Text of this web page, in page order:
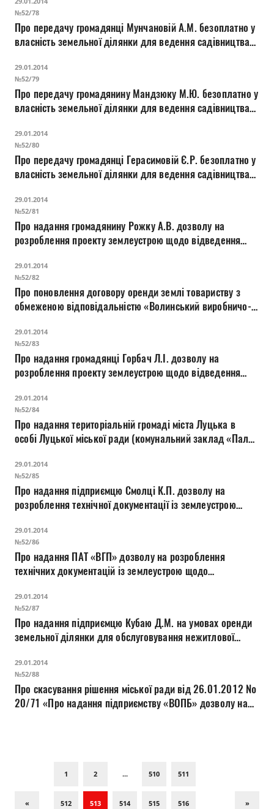
будинку, господарських будівель і споруд на вул.
Хотимській, 35
№52/78
Про передачу громадянці Мунчановій А.М. безоплатно у
власність земельної ділянки для ведення садівництва
№35а
29.01.2014
№52/79
Про передачу громадянину Мандзюку М.Ю. безоплатно у
власність земельної ділянки для ведення садівництва
№361а
29.01.2014
№52/80
Про передачу громадянці Герасимовій Є.Р. безоплатно у
власність земельної ділянки для ведення садівництва
№585
29.01.2014
№52/81
Про надання громадянину Рожку А.В. дозволу на
розроблення проекту землеустрою щодо відведення
жилого будинку, господарських будівель і споруд на
вул. Верещагіна
29.01.2014
№52/82
Про поновлення договору оренди землі товариству з
обмеженою відповідальністю «Волинський виробничо-
на вул. Плитниці, 1
29.01.2014
№52/83
Про надання громадянці Горбач Л.І. дозволу на
розроблення проекту землеустрою щодо відведення
кафе, бару та офісних приміщень на вул. Словацького, 7
29.01.2014
№52/84
Про надання територіальній громаді міста Луцька в
особі Луцької міської ради (комунальний заклад «Палац
дозволу на розроблення проекту землеустрою щодо
відведення земельної ділянки для обслуговування
29.01.2014
№52/85
Про надання підприємцю Смолці К.П. дозволу на
розроблення технічної документації із землеустрою
місцевості) на вул. Гнідавській, 42
29.01.2014
№52/86
Про надання ПАТ «ВГП» дозволу на розроблення
технічних документацій із землеустрою щодо
місцевості) на вул. Георгія Гонгадзе, 25
29.01.2014
№52/87
Про надання підприємцю Кубаю Д.М. на умовах оренди
земельної ділянки для обслуговування нежитлової
29.01.2014
№52/88
Про скасування рішення міської ради від 26.01.2012 №
20/71 «Про надання підприємству «ВОПБ» дозволу на
«
1 2 ... 510 511
512 513 514 515 516 »